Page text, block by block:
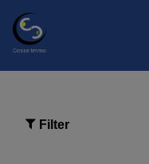
Filter